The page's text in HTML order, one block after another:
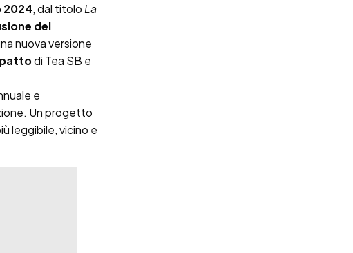
2024, dal titolo La
del
nuova versione
di Tea SB e
e
Un progetto
leggibile, vicino e